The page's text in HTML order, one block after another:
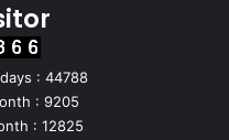
: 44788
: 9205
: 12825